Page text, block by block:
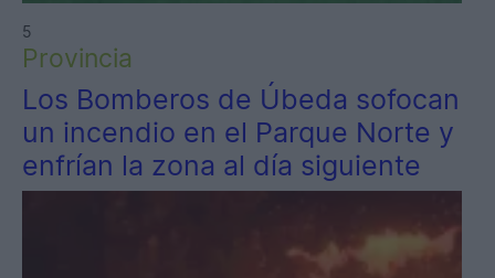
5
Provincia
Los Bomberos de Úbeda sofocan
un incendio en el Parque Norte y
enfrían la zona al día siguiente